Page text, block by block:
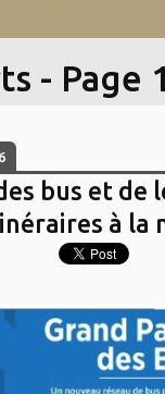
- Page
bus et de
à la